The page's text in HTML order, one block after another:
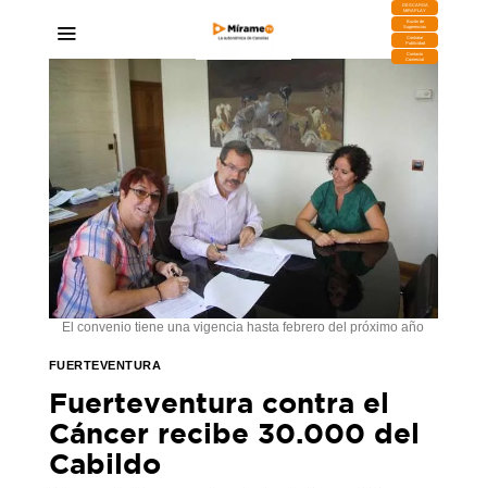
DESCARGA
MIRAPLAY
Buzón de
Sugerencias
Contratar
Publicidad
Contacto
Comercial
El convenio tiene una vigencia hasta febrero del próximo año
FUERTEVENTURA
Fuerteventura contra el
Cáncer recibe 30.000 del
Cabildo